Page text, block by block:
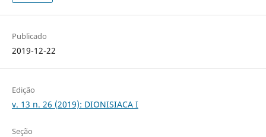
Publicado
2019-12-22
Edição
v. 13 n. 26 (2019): DIONISIACA I
Seção